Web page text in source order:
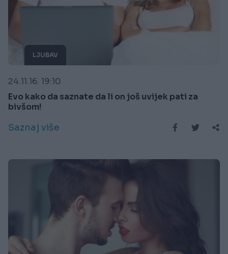
LJUBAV
24.11.16. 19:10
Evo kako da saznate da li on još uvijek pati za
bivšom!
Saznaj više